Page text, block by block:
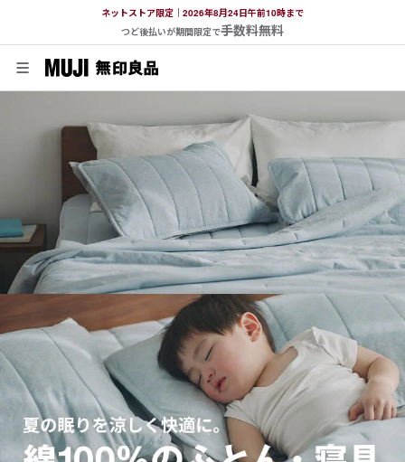
ネットストア限定｜2026年8月24日午前10時まで
つど後払いが期間限定で手数料無料